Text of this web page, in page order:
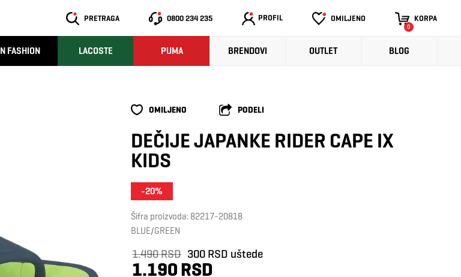
PRETRAGA 0800 234 235 PROFIL OMILJENO KORPA
0
N FASHION LACOSTE PUMA BRENDOVI OUTLET BLOG
OMILJENO PODELI
DEČIJE JAPANKE RIDER CAPE IX
KIDS
-20%
Šifra proizvoda: 82217-20818
BLUE/GREEN
1.490 RSD 300 RSD uštede
1.190 RSD